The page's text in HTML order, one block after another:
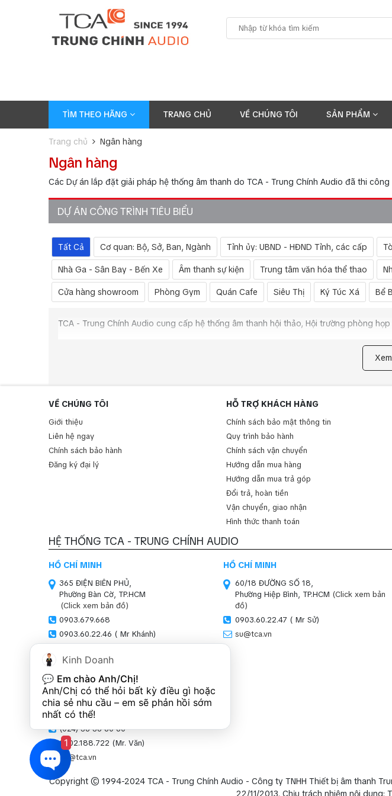
TÌM THEO HÃNG TRANG CHỦ VỀ CHÚNG TÔI SẢN PHẨM
Trang chủ Ngân hàng
Ngân hàng
Các Dự án lắp đặt giải pháp hệ thống âm thanh do TCA - Trung Chính Audio đã thi công
DỰ ÁN CÔNG TRÌNH TIÊU BIỂU
Tất Cả Cơ quan: Bộ, Sở, Ban, Ngành Tỉnh ủy: UBND - HĐND Tỉnh, các cấp
Nhà Ga - Sân Bay - Bến Xe Âm thanh sự kiện Trung tâm văn hóa thể thao
Cửa hàng showroom Phòng Gym Quán Cafe Siêu Thị Ký Túc Xá Bể
TCA - Trung Chính Audio cung cấp hệ thống âm thanh hội thảo, Hội trường phòng
VỀ CHÚNG TÔI
Giới thiệu
Liên hệ ngay
Chính sách bảo hành
Đăng ký đại lý
HỖ TRỢ KHÁCH HÀNG
Chính sách bảo mật thông tin
Quy trình bảo hành
Chính sách vận chuyển
Hướng dẫn mua hàng
Hướng dẫn mua trả góp
Đổi trả, hoàn tiền
Vận chuyển, giao nhận
Hình thức thanh toán
HỆ THỐNG TCA - TRUNG CHÍNH AUDIO
HỒ CHÍ MINH
365 ĐIỆN BIÊN PHỦ,
Phường Bàn Cờ, TP.HCM
(Click xem bản đồ)
0903.679.668
0903.60.22.46 ( Mr Khánh)
HỒ CHÍ MINH
60/18 ĐƯỜNG SỐ 18,
Phường Hiệp Bình, TP.HCM (Click xem bản
đồ)
0903.60.22.47 ( Mr Sử)
su@tca.vn
HÀ NỘI (SHOWROOM)
SN 47-51, LOUIS XI,
Khu đô thị Louis,
P.Hoàng Mai, Hà Nội
(Click xem bản đồ)
(024) 36 36 60 60
0902.188.722 (Mr. Văn)
kd@tca.vn
Copyright © 1994-2024 TCA - Trung Chính Audio - Công ty TNHH Thiết bị âm thanh
22/11/2013. Chịu trách nhiệm nội dung:
Kinh Doanh
💬 Em chào Anh/Chị!
Anh/Chị có thể hỏi bất kỳ điều gì hoặc
chia sẻ nhu cầu – em sẽ phản hồi sớm
nhất có thể!
1